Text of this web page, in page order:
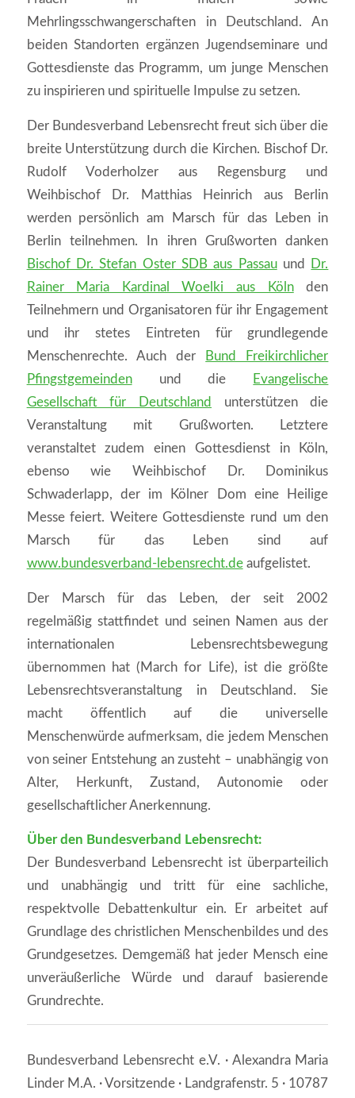
Mehrlingsschwangerschaften in Deutschland. An
beiden Standorten ergänzen Jugendseminare und
Gottesdienste das Programm, um junge Menschen
zu inspirieren und spirituelle Impulse zu setzen.
Der Bundesverband Lebensrecht freut sich über die
breite Unterstützung durch die Kirchen. Bischof Dr.
Rudolf Voderholzer aus Regensburg und
Weihbischof Dr. Matthias Heinrich aus Berlin
werden persönlich am Marsch für das Leben in
Berlin teilnehmen. In ihren Grußworten danken
Bischof Dr. Stefan Oster SDB aus Passauund
Dr.
Rainer Maria Kardinal Woelki aus Kölnden
Teilnehmern und Organisatoren für ihr Engagement
und ihr stetes Eintreten für grundlegende
Menschenrechte. Auch der
Bund Freikirchlicher
Pfingstgemeindenund die
Evangelische
Gesellschaft für Deutschland
unterstützen die
Veranstaltung mit Grußworten. Letztere
veranstaltet zudem einen Gottesdienst in Köln,
ebenso wie Weihbischof Dr. Dominikus
Schwaderlapp, der im Kölner Dom eine Heilige
Messe feiert. Weitere Gottesdienste rund um den
Marsch für das Leben sind auf
www.bundesverband-lebensrecht.deaufgelistet.
Der Marsch für das Leben, der seit 2002
regelmäßig stattfindet und seinen Namen aus der
internationalen Lebensrechtsbewegung
übernommen hat (March for Life), ist die größte
Lebensrechtsveranstaltung in Deutschland. Sie
macht öffentlich auf die universelle
Menschenwürde aufmerksam, die jedem Menschen
von seiner Entstehung an zusteht – unabhängig von
Alter, Herkunft, Zustand, Autonomie oder
gesellschaftlicher Anerkennung.
Über den Bundesverband Lebensrecht:
Der Bundesverband Lebensrecht ist überparteilich
und unabhängig und tritt für eine sachliche,
respektvolle Debattenkultur ein. Er arbeitet auf
Grundlage des christlichen Menschenbildes und des
Grundgesetzes. Demgemäß hat jeder Mensch eine
unveräußerliche Würde und darauf basierende
Grundrechte.
Bundesverband Lebensrecht e.V. · Alexandra Maria
Linder M.A. · Vorsitzende · Landgrafenstr. 5 · 10787